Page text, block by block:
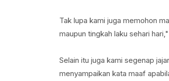
Tak lupa kami juga memohon
maupun tingkah laku sehari
Selain itu juga kami segenap
menyampaikan kata maaf